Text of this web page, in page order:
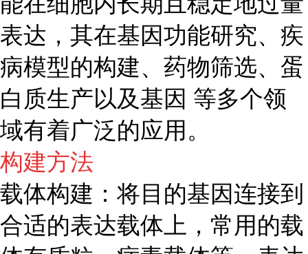
表达，其在基因功能研究、疾
病模型的构建、药物筛选、蛋
白质生产以及基因 等多个领
域有着广泛的应用。
构建方法
载体构建：将目的基因连接到
合适的表达载体上，常用的载